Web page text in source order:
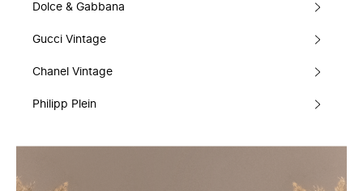
Dolce & Gabbana
Gucci Vintage
Chanel Vintage
Philipp Plein